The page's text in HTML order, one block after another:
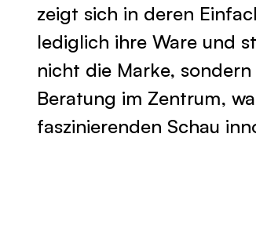
zeigt sich in deren
lediglich ihre Ware und
nicht die Marke,
Beratung im Zentrum,
faszinierenden Schau